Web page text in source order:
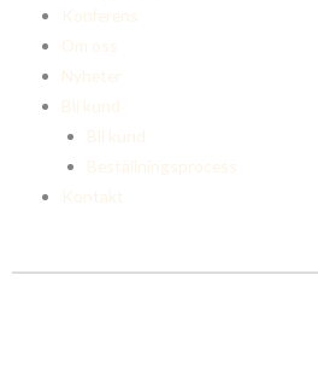
Konferens
Om oss
Nyheter
Bli kund
Bli kund
Beställningsprocess
Kontakt